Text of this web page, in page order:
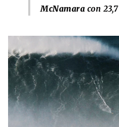
McNamara con